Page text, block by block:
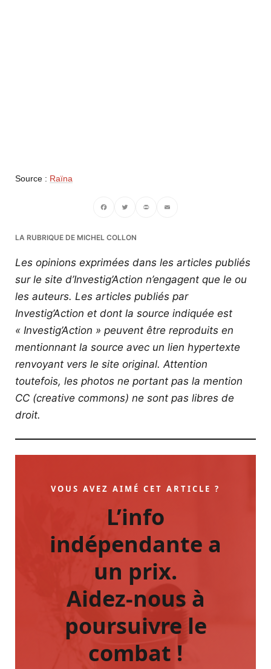
Source : Raïna
LA RUBRIQUE DE MICHEL COLLON
Les opinions exprimées dans les articles publiés
sur le site d’Investig’Action n’engagent que le ou
les auteurs. Les articles publiés par
Investig’Action et dont la source indiquée est
« Investig’Action » peuvent être reproduits en
mentionnant la source avec un lien hypertexte
renvoyant vers le site original. Attention
toutefois, les photos ne portant pas la mention
CC (creative commons) ne sont pas libres de
droit.
VOUS AVEZ AIMÉ CET ARTICLE ?
L’info
indépendante a
un prix.
Aidez-nous à
poursuivre le
combat !